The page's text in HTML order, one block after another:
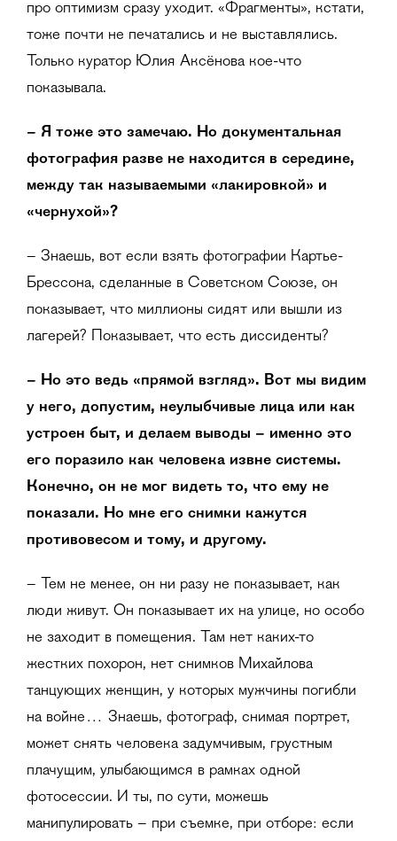
про оптимизм сразу уходит. «Фрагменты», кстати,
тоже почти не печатались и не выставлялись.
Только куратор Юлия Аксёнова кое-что
показывала.
– Я тоже это замечаю. Но документальная
фотография разве не находится в середине,
между так называемыми «лакировкой» и
«чернухой»?
– Знаешь, вот если взять фотографии Картье-
Брессона, сделанные в Советском Союзе, он
показывает, что миллионы сидят или вышли из
лагерей? Показывает, что есть диссиденты?
– Но это ведь «прямой взгляд». Вот мы видим
у него, допустим, неулыбчивые лица или как
устроен быт, и делаем выводы – именно это
его поразило как человека извне системы.
Конечно, он не мог видеть то, что ему не
показали. Но мне его снимки кажутся
противовесом и тому, и другому.
– Тем не менее, он ни разу не показывает, как
люди живут. Он показывает их на улице, но особо
не заходит в помещения. Там нет каких-то
жестких похорон, нет снимков Михайлова
танцующих женщин, у которых мужчины погибли
на войне… Знаешь, фотограф, снимая портрет,
может снять человека задумчивым, грустным
плачущим, улыбающимся в рамках одной
фотосессии. И ты, по сути, можешь
манипулировать – при съемке, при отборе: если